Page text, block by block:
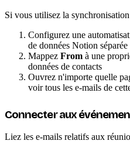
Si vous utilisez la synchronisation
Configurez une
de données Notion séparée
Mappez From à une
données de contacts
Ouvrez n'importe quelle
voir tous les e-mails de
Connecter aux
Liez les e-mails relatifs aux